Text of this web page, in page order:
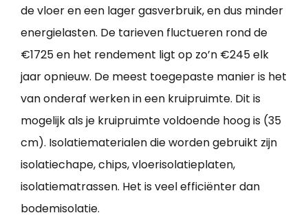
de vloer en een lager gasverbruik, en dus minder
energielasten. De tarieven fluctueren rond de
€1725 en het rendement ligt op zo’n €245 elk
jaar opnieuw. De meest toegepaste manier is het
van onderaf werken in een kruipruimte. Dit is
mogelijk als je kruipruimte voldoende hoog is (35
cm). Isolatiematerialen die worden gebruikt zijn
isolatiechape, chips, vloerisolatieplaten,
isolatiematrassen. Het is veel efficiënter dan
bodemisolatie.